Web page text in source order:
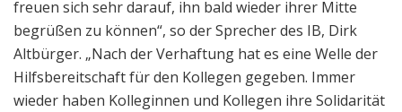
freuen sich sehr darauf, ihn bald wieder ihrer Mitte
begrüßen zu können“, so der Sprecher des IB, Dirk
Altbürger. „Nach der Verhaftung hat es eine Welle der
Hilfsbereitschaft für den Kollegen gegeben. Immer
wieder haben Kolleginnen und Kollegen ihre Solidarität